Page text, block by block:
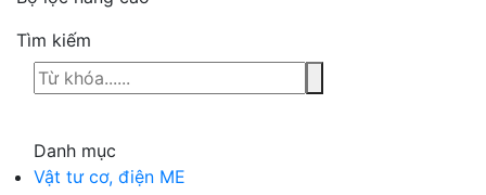
Tìm kiếm
Danh mục
Vật tư cơ, điện ME